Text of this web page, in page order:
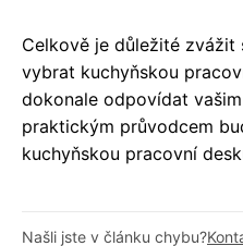
Celkově je důležité zvážit
vybrat kuchyňskou
dokonale odpovídat
praktickým průvodcem
kuchyňskou pracovní
Našli jste v článku chybu?